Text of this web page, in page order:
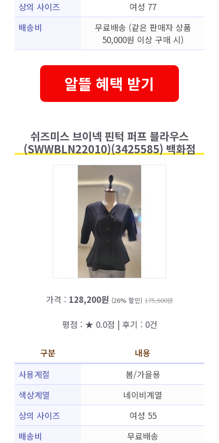
상의 사이즈
여성 77
배송비
무료배송 (같은 판매자 상품
50,000원 이상 구매 시)
알뜰 혜택 받기
쉬즈미스 브이넥 핀턱 퍼프 블라우스
(SWWBLN22010)(3425585) 백화점
가격 : 128,200원 (26% 할인) 175,600원
평점 : ★ 0.0점 | 후기 : 0건
구분
내용
사용계절
봄/가을용
색상계열
네이비계열
상의 사이즈
여성 55
배송비
무료배송